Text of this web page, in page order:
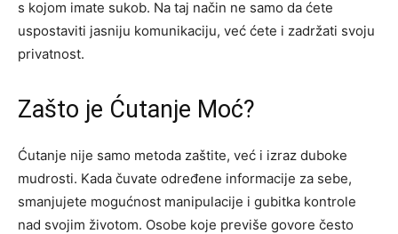
s kojom imate sukob. Na taj način ne samo da ćete
uspostaviti jasniju komunikaciju, već ćete i zadržati svoju
privatnost.
Zašto je Ćutanje Moć?
Ćutanje nije samo metoda zaštite, već i izraz duboke
mudrosti. Kada čuvate određene informacije za sebe,
smanjujete mogućnost manipulacije i gubitka kontrole
nad svojim životom. Osobe koje previše govore često